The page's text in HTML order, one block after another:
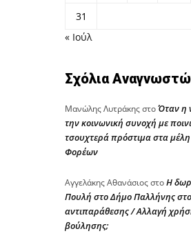
31
« Ιούλ
Σχόλια
Μανώλης ΛυτράκηςστοΌταν η
την κοινωνική συνοχή με
τσουχτερά πρόστιμα στα
Φορέων
Αγγελάκης ΑθανάσιοςστοΗ
Πουλή στο Δήμο Παλλήνης
αντιπαράθεσης / Αλλαγή
βούλησης;